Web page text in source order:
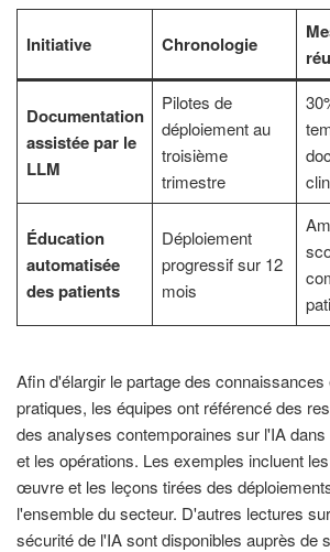
Initiative Chronologie
Documentation
assistée par le
LLM
Pilotes de
déploiement au
troisième
trimestre
Éducation
automatisée
des patients
Déploiement
progressif sur 12
mois
Afin d'élargir le partage des connaissances
pratiques, les équipes ont référencé des
des analyses contemporaines sur l'IA
et les opérations. Les exemples incluent
œuvre et les leçons tirées des
l'ensemble du secteur. D'autres lectures
sécurité de l'IA sont disponibles auprès de